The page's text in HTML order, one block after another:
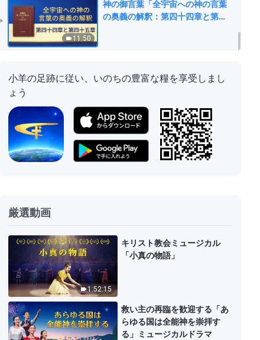
11:50
神の御言葉「全宇宙への神の言葉
の奥義の解釈：第四十四章と第四
小羊の足跡に従い、いのちの豊富な糧を享受しまし
ょう
厳選動画
1:52:15
キリスト教会ミュージカル
「小真の物語」
救い主の再臨を歓迎する「あ
らゆる国は全能神を崇拝す
る」ミュージカルドラマ